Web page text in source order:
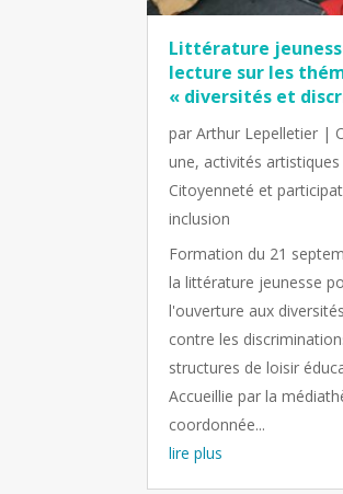
Littérature
lecture sur les
« diversités et
parArthur Lepelletier |
une, activités
Citoyenneté et
inclusion
Formation du 21
la littérature jeunesse
l'ouverture aux
contre les
structures de loisir
Accueillie par la
coordonnée...
lire plus